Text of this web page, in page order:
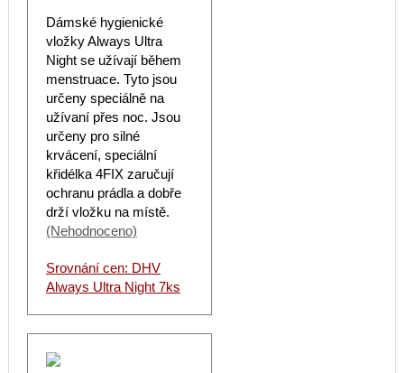
Dámské hygienické
vložky Always Ultra
Night se užívají během
menstruace. Tyto jsou
určeny speciálně na
užívaní přes noc. Jsou
určeny pro silné
krvácení, speciální
křidélka 4FIX zaručují
ochranu prádla a dobře
drží vložku na místě.
(Nehodnoceno)
Srovnání cen: DHV
Always Ultra Night 7ks